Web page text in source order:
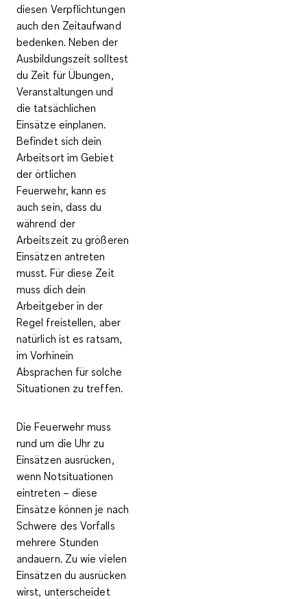
diesen Verpflichtungen
auch den Zeitaufwand
bedenken. Neben der
Ausbildungszeit solltest
du Zeit für Übungen,
Veranstaltungen und
die tatsächlichen
Einsätze einplanen.
Befindet sich dein
Arbeitsort im Gebiet
der örtlichen
Feuerwehr, kann es
auch sein, dass du
während der
Arbeitszeit zu größeren
Einsätzen antreten
musst. Für diese Zeit
muss dich dein
Arbeitgeber in der
Regel freistellen, aber
natürlich ist es ratsam,
im Vorhinein
Absprachen für solche
Situationen zu treffen.
Die Feuerwehr muss
rund um die Uhr zu
Einsätzen ausrücken,
wenn Notsituationen
eintreten – diese
Einsätze können je nach
Schwere des Vorfalls
mehrere Stunden
andauern. Zu wie vielen
Einsätzen du ausrücken
wirst, unterscheidet